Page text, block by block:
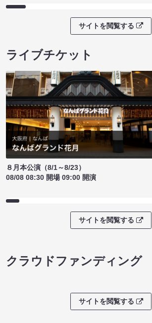
サイトを閲覧する
ライブチケット
８月本公演（8/1～8/23）
08/08 08:30 開場 09:00 開演
サイトを閲覧する
クラウドファンディング
サイトを閲覧する